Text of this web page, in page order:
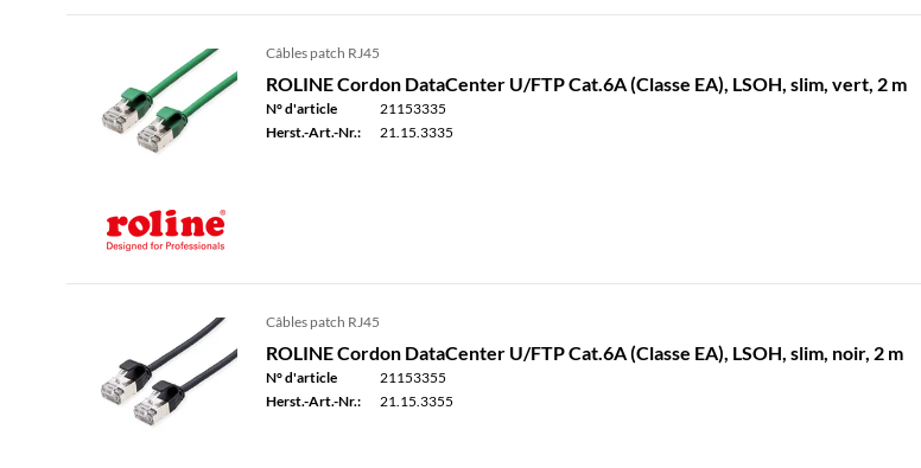
Câbles patch RJ45
ROLINE Cordon DataCenter U/FTP Cat.6A (Classe EA), LSOH, slim, vert, 2 m
N° d'article
21153335
Herst.-Art.-Nr.:
21.15.3335
Câbles patch RJ45
ROLINE Cordon DataCenter U/FTP Cat.6A (Classe EA), LSOH, slim, noir, 2 m
N° d'article
21153355
Herst.-Art.-Nr.:
21.15.3355